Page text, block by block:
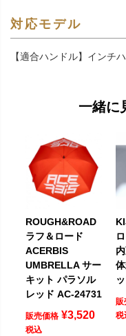
対応モデル
【適合ハンドル】インチ
一緒に
ROUGH&ROAD
ラフ＆ロード
ACERBIS
UMBRELLA サー
キット パラソル
レッド AC-24731
販売価格 ¥3,520
税込
販
税